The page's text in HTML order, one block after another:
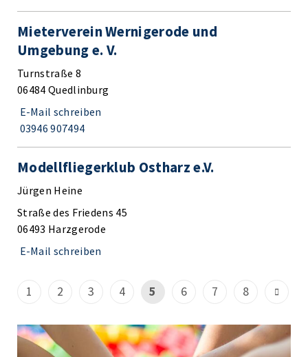
Mieterverein Wernigerode und
Umgebung e. V.
Turnstraße 8
06484 Quedlinburg
E-Mail schreiben
03946 907494
Modellfliegerklub Ostharz e.V.
Jürgen Heine
Straße des Friedens 45
06493 Harzgerode
E-Mail schreiben
1 2 3 4 5 6 7 8